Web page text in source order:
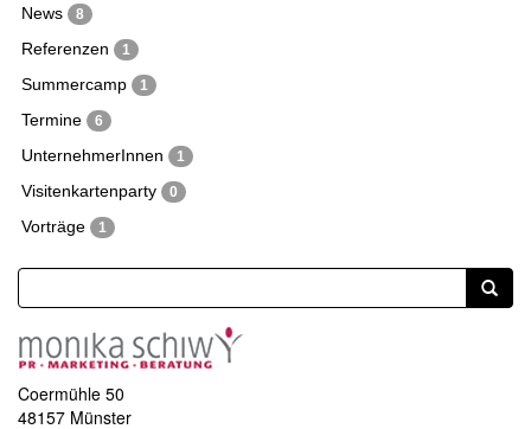
News 8
Referenzen 1
Summercamp 1
Termine 6
UnternehmerInnen 1
Visitenkartenparty 0
Vorträge 1
Coermühle 50
48157 Münster